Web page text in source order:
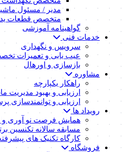
مدیر / مسئول
متخصص قطعات
گواهینامه آموزشی
خدمات فنی
سرویس و نگهداری
عیب یابی و تعمیرات
بازسازی و اورهال
مشاوره
راهکار یکپارچه
ارزیابی و بهبود مدیریت
ارزیابی و توانمندسازی
رویداد ها
همایش فرصت نو آوری و
مسابقه سالانه تکنسین
کارگاه تکنیک‌ های
فروشگاه